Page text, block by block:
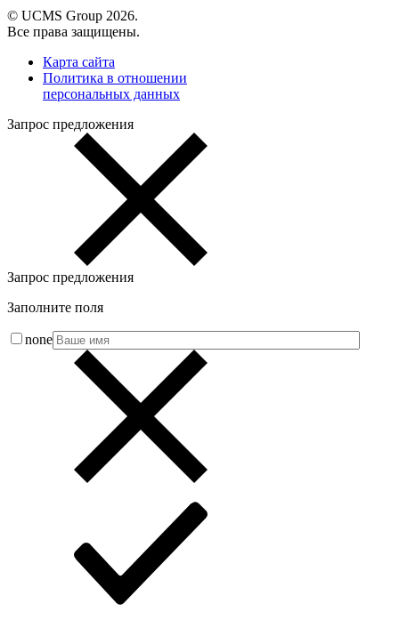
© UCMS Group 2026.
Все права защищены.
Карта сайта
Политика в отношении
персональных данных
Запрос предложения
Запрос предложения
Заполните поля
none